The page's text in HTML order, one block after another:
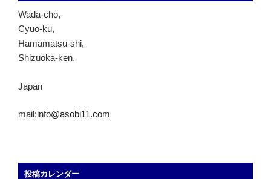
Wada-cho,
Cyuo-ku,
Hamamatsu-shi,
Shizuoka-ken,
Japan
mail:info@asobi11.com
投稿カレンダー